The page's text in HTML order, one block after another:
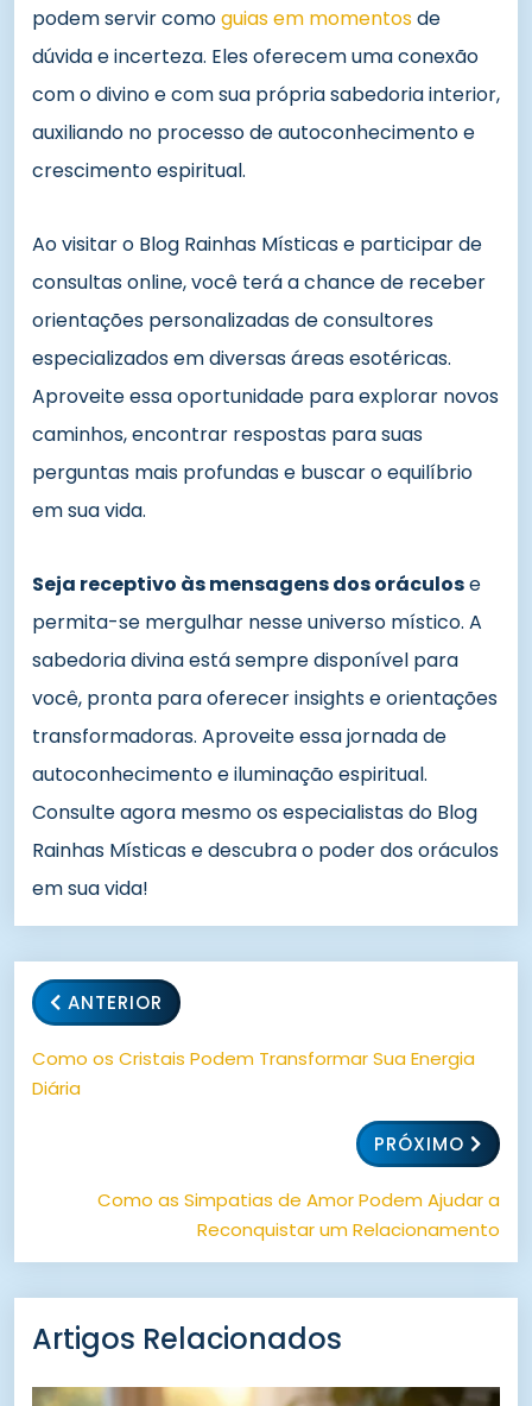
podem servir comoguias em momentosde
dúvida e incerteza. Eles oferecem uma conexão
com o divino e com sua própria sabedoria interior,
auxiliando no processo de autoconhecimento e
crescimento espiritual.
Ao visitar o Blog Rainhas Místicas e participar de
consultas online, você terá a chance de receber
orientações personalizadas de consultores
especializados em diversas áreas esotéricas.
Aproveite essa oportunidade para explorar novos
caminhos, encontrar respostas para suas
perguntas mais profundas e buscar o equilíbrio
em sua vida.
Seja receptivo às mensagens dos oráculose
permita-se mergulhar nesse universo místico. A
sabedoria divina está sempre disponível para
você, pronta para oferecer insights e orientações
transformadoras. Aproveite essa jornada de
autoconhecimento e iluminação espiritual.
Consulte agora mesmo os especialistas do Blog
Rainhas Místicas e descubra o poder dos oráculos
em sua vida!
ANTERIOR
Como os Cristais Podem Transformar Sua Energia
Diária
PRÓXIMO
Como as Simpatias de Amor Podem Ajudar a
Reconquistar um Relacionamento
Artigos Relacionados